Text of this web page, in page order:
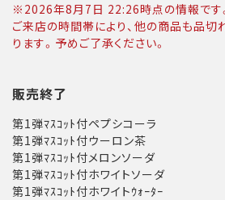
※ 2026年8月7日 22:26時点の情報です
ご来店の時間帯により、他の商品も品切
ります。予めご了承ください。
販売終了
第1弾ﾏｽｺｯﾄ付ペプシコーラ
第1弾ﾏｽｺｯﾄ付ウーロン茶
第1弾ﾏｽｺｯﾄ付メロンソーダ
第1弾ﾏｽｺｯﾄ付ホワイトソーダ
第1弾ﾏｽｺｯﾄ付ホワイトｳｫｰﾀｰ